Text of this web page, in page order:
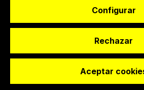
Solicitar
© Dashboard
Configurar
Rechazar
Aceptar